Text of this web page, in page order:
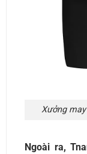
Xưởng
Ngoài ra,